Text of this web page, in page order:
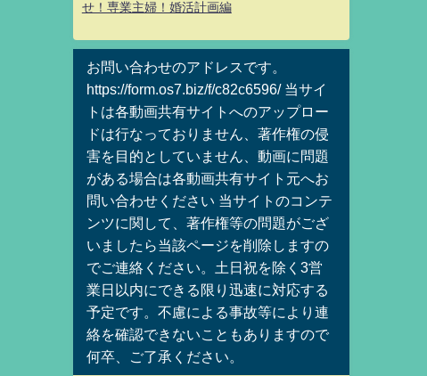
せ！専業主婦！婚活計画編
お問い合わせのアドレスです。
https://form.os7.biz/f/c82c6596/ 当サイ
トは各動画共有サイトへのアップロー
ドは行なっておりません、著作権の侵
害を目的としていません、動画に問題
がある場合は各動画共有サイト元へお
問い合わせください 当サイトのコンテ
ンツに関して、著作権等の問題がござ
いましたら当該ページを削除しますの
でご連絡ください。土日祝を除く3営
業日以内にできる限り迅速に対応する
予定です。不慮による事故等により連
絡を確認できないこともありますので
何卒、ご了承ください。